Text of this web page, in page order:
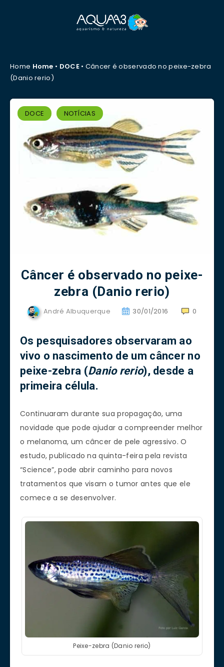
Home Home • DOCE• Câncer é observado no peixe-zebra
(Danio rerio)
DOCE NOTÍCIAS
Câncer é observado no peixe-
zebra (Danio rerio)
André Albuquerque 30/01/2016 0
Os pesquisadores observaram ao
vivo o nascimento de um câncer no
peixe-zebra (Danio rerio), desde a
primeira célula.
Continuaram durante sua propagação, uma
novidade que pode ajudar a compreender melhor
o melanoma, um câncer de pele agressivo. O
estudo, publicado na quinta-feira pela revista
“Science”, pode abrir caminho para novos
tratamentos que visam o tumor antes que ele
comece a se desenvolver.
Peixe-zebra (Danio rerio)